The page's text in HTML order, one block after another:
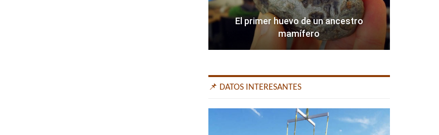
El primer huevo de un ancestro
mamífero
📌 DATOS INTERESANTES